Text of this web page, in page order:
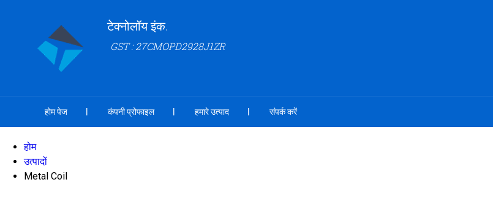
टेक्नोलॉय इंक.
GST : 27CMOPD2928J1ZR
होम पेज कंपनी प्रोफाइल हमारे उत्पाद संपर्क करें
होम
उत्पादों
Metal Coil